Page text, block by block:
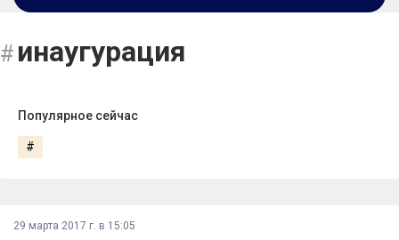
инаугурация
Популярное сейчас
#
29 марта 2017 г. в 15:05